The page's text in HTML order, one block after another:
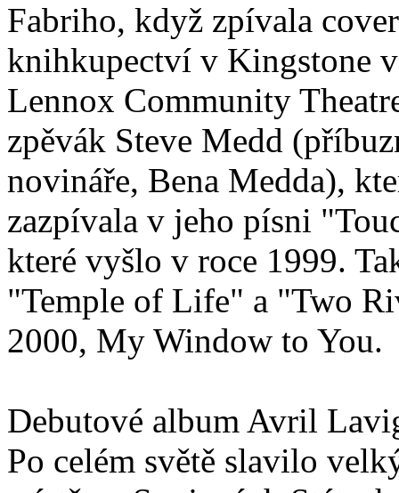
Fabriho, když zpívala
knihkupectví v Kingstone
Lennox Community
zpěvák Steve Medd
novináře, Bena Medda),
zazpívala v jeho písni
které vyšlo v roce 1999.
"Temple of Life" a "Two
2000, My Window to You.
Debutové album Avril
Po celém světě slavilo